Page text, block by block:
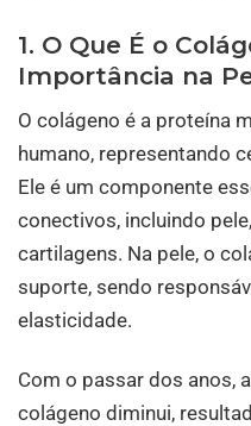
1. O Que É o
Importância na
O colágeno é a proteína
humano, representando
Ele é um componente
conectivos, incluindo
cartilagens. Na pele, o
suporte, sendo
elasticidade.
Com o passar dos anos,
colágeno diminui,